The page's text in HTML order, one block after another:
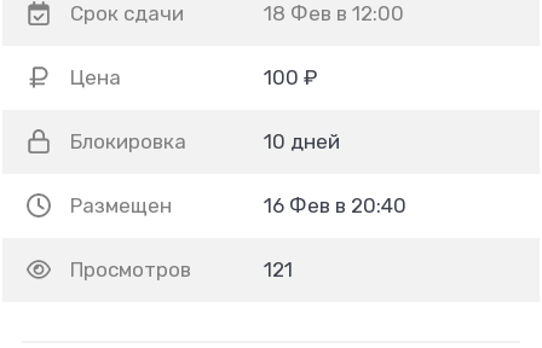
Срок сдачи 18 Фев в 12:00
Цена 100 ₽
Блокировка 10 дней
Размещен 16 Фев в 20:40
Просмотров 121